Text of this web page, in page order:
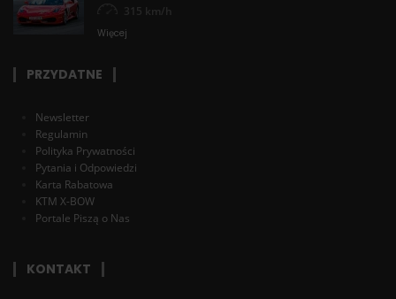
315 km/h
Więcej
PRZYDATNE
Newsletter
Regulamin
Polityka Prywatności
Pytania i Odpowiedzi
Karta Rabatowa
KTM X-BOW
Portale Piszą o Nas
KONTAKT